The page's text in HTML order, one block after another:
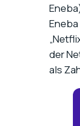
der
als